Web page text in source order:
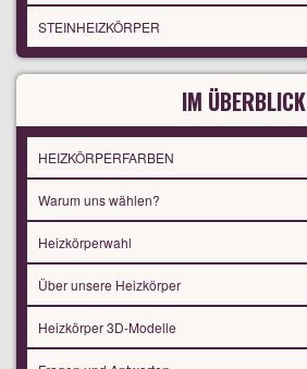
STEINHEIZKÖRPER
IM ÜBERBLICK
HEIZKÖRPERFARBEN
Warum uns wählen?
Heizkörperwahl
Über unsere Heizkörper
Heizkörper 3D-Modelle